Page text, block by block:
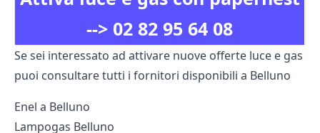
--> 02 82 95 64 08
Se sei interessato ad attivare nuove offerte luce e gas
puoi consultare tutti i fornitori disponibili a Belluno
Enel a Belluno
Lampogas Belluno